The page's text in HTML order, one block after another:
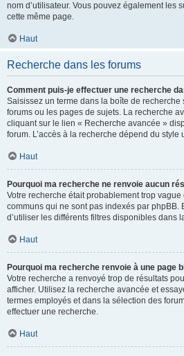
nom d’utilisateur. Vous pouvez également les
cette même page.
Haut
Recherche dans les forums
Comment puis-je effectuer une recherche
Saisissez un terme dans la boîte de recherche
forums ou les pages de sujets. La recherche
cliquant sur le lien « Recherche avancée »
forum. L’accès à la recherche dépend du style
Haut
Pourquoi ma recherche ne renvoie aucun
Votre recherche était probablement trop
communs qui ne sont pas indexés par phpBB.
d’utiliser les différents filtres disponibles dans
Haut
Pourquoi ma recherche renvoie à une page
Votre recherche a renvoyé trop de résultats
afficher. Utilisez la recherche avancée et
termes employés et dans la sélection des
effectuer une recherche.
Haut